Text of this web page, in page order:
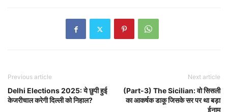
Previous article
Delhi Elections 2025: ये छुपी हुई
केजरीचाल करेगी दिल्ली को निहाल?
Next article
(Part-3) The Sicilian: वो सिसली
का आकर्षक डाकू जिसके सर पर था बड़ा
ईनाम